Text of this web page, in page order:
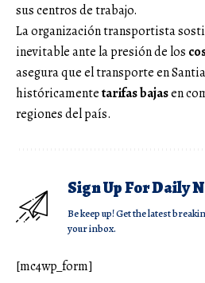
sus centros de trabajo.
La organización transportista
inevitable ante la presión de los
asegura que el transporte en
históricamentetarifas bajasen
regiones del país.
Sign Up For Daily
Be keep up! Get the latest
your inbox.
[mc4wp_form]